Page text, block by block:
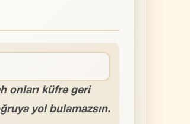
onları küfre geri
yol bulamazsın.